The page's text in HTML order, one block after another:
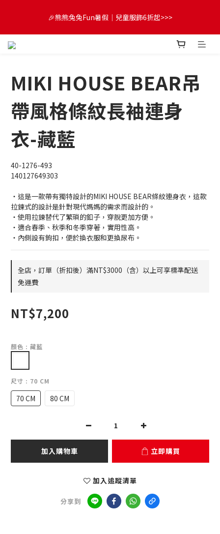
💌】
🎉熊熊兔兔Fun暑假｜兒童服飾6折起>>>
😍FUN暑假！童裝開心購【滿$3,000，送$300 (最高回饋$1,200)
💌】
MIKI HOUSE BEAR吊
帶風格條紋長袖連身
衣-藏藍
40-1276-493
140127649303
・這是一款帶有獨特設計的MIKI HOUSE BEAR條紋連身衣，這款
拉鍊式的設計是針對現代媽媽的需求而設計的。
・使用拉鍊替代了繁瑣的釦子，穿脫更加方便。
・適合春季、秋季和冬季穿著，實用性高。
・內側設有鉤扣，便於換衣服和更換尿布。
全店，訂單（折扣後）滿NT$3000（含）以上可享標準配送
免運費
NT$7,200
顏色 : 藏藍
尺寸 : 70 CM
70 CM 80 CM
加入購物車 立即購買
加入追蹤清單
分享到